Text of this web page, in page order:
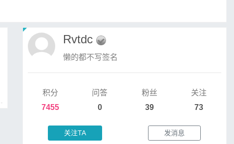
Rvtdc
懒的都不写签名
积分
7455
问答
0
粉丝
39
关注
73
关注TA 发消息